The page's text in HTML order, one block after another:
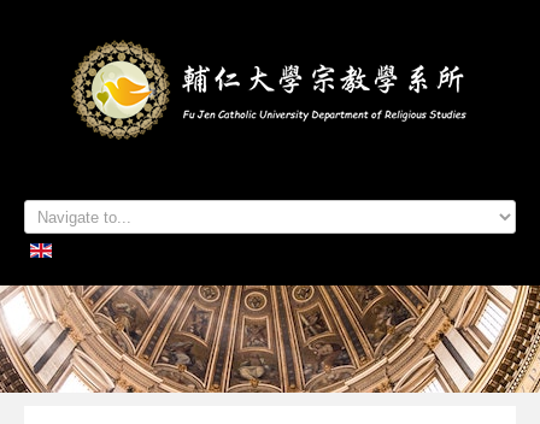
首頁
系所簡介
本系成員
學生專區
招生資訊
各項活動
研究及出版
系所友專區
聯絡我們